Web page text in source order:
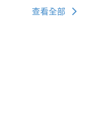
查看全部